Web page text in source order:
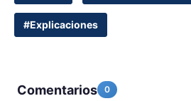
#Explicaciones
Comentarios 0